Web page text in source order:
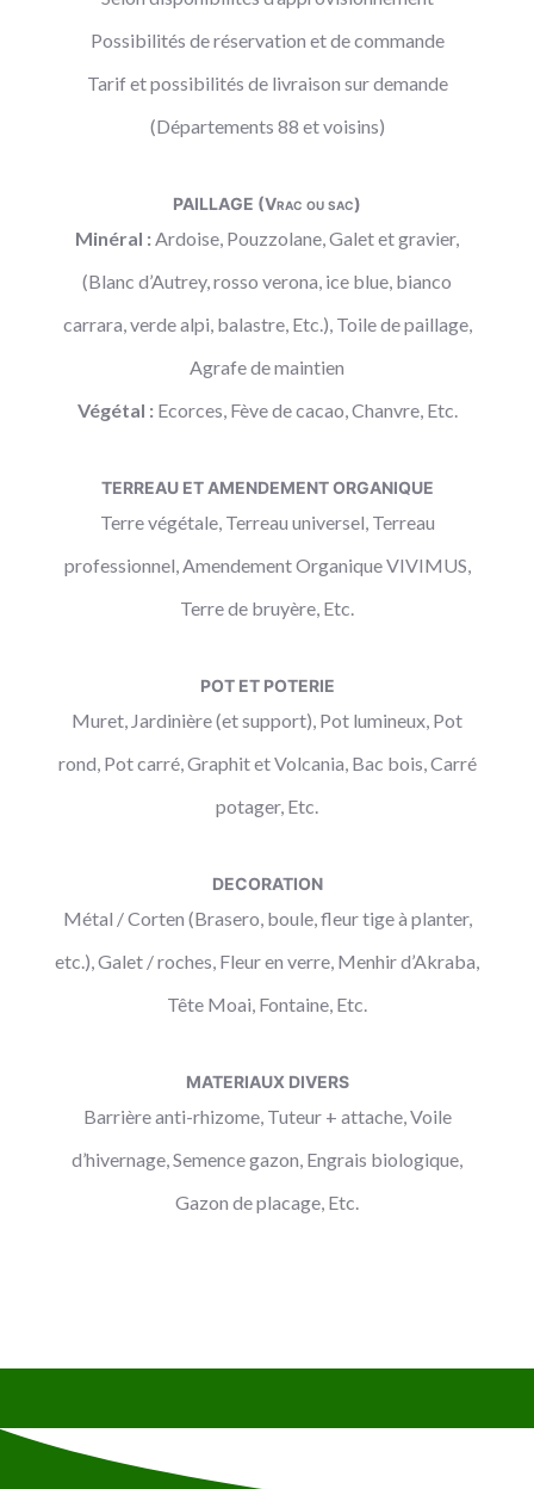
Possibilités de réservation et de commande
Tarif et possibilités de livraison sur demande
(Départements 88 et voisins)
PAILLAGE (Vrac ou sac)
Minéral :Ardoise, Pouzzolane, Galet et gravier,
(Blanc d’Autrey, rosso verona, ice blue, bianco
carrara, verde alpi, balastre, Etc.), Toile de paillage,
Agrafe de maintien
Végétal :Ecorces, Fève de cacao, Chanvre, Etc.
TERREAU ET AMENDEMENT ORGANIQUE
Terre végétale, Terreau universel, Terreau
professionnel, Amendement Organique VIVIMUS,
Terre de bruyère, Etc.
POT ET POTERIE
Muret, Jardinière (et support), Pot lumineux, Pot
rond, Pot carré, Graphit et Volcania, Bac bois, Carré
potager, Etc.
DECORATION
Métal / Corten (Brasero, boule, fleur tige à planter,
etc.), Galet / roches, Fleur en verre, Menhir d’Akraba,
Tête Moai, Fontaine, Etc.
MATERIAUX DIVERS
Barrière anti-rhizome, Tuteur + attache, Voile
d’hivernage, Semence gazon, Engrais biologique,
Gazon de placage, Etc.